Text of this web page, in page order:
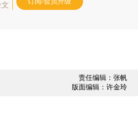
责任编辑：张帆
版面编辑：许金玲